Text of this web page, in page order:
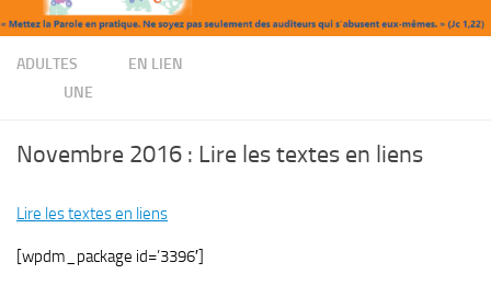
ADULTES EN LIEN
UNE
Novembre 2016 : Lire les textes en liens
Lire les textes en liens
[wpdm_package id=’3396′]